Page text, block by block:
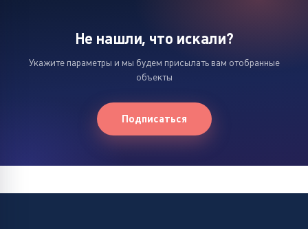
Не нашли, что искали?
Укажите параметры и мы будем присылать вам отобранные
объекты
Подписаться